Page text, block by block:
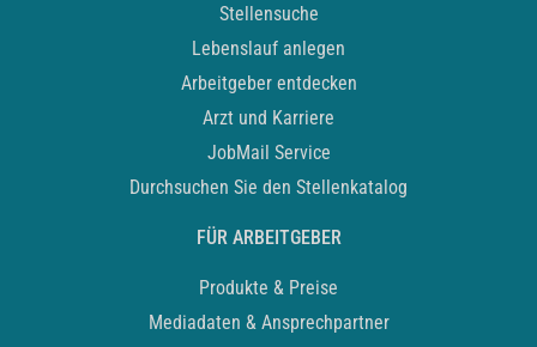
Stellensuche
Lebenslauf anlegen
Arbeitgeber entdecken
Arzt und Karriere
JobMail Service
Durchsuchen Sie den Stellenkatalog
FÜR ARBEITGEBER
Produkte & Preise
Mediadaten & Ansprechpartner